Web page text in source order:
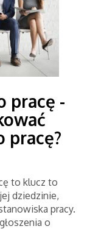
pracę -
pracę?
to klucz to
dziedzinie,
pracy.
o